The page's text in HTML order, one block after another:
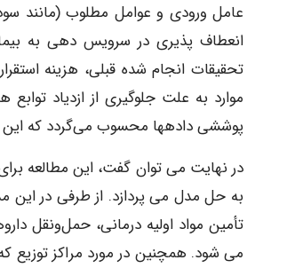
عامل ورودی و عوامل مطلوب (مانند
انعطاف پذیری در سرویس دهی به
تحقیقات انجام شده قبلی، هزینه
موارد به علت جلوگیری از ازدیاد
پوششی داده­ها محسوب می‌گردد که این
در نهایت می توان گفت، این مطالعه
به حل مدل می پردازد. از طرفی در این
تأمین مواد اولیه درمانی، حمل‌و‌نقل